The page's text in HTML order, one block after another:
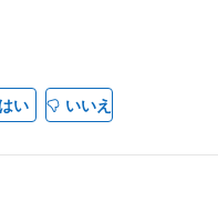
はい いいえ